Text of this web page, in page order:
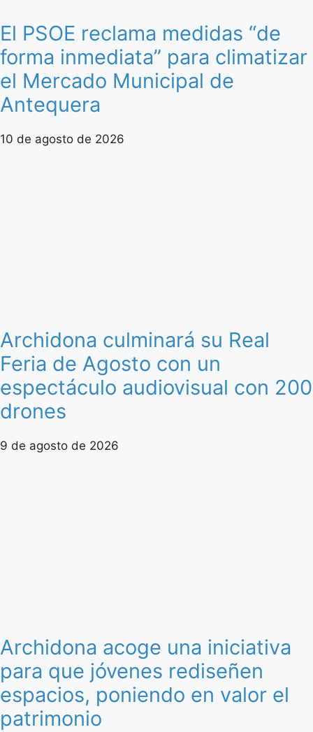
El PSOE reclama medidas “de
forma inmediata” para climatizar
el Mercado Municipal de
Antequera
10 de agosto de 2026
Archidona culminará su Real
Feria de Agosto con un
espectáculo audiovisual con 200
drones
9 de agosto de 2026
Archidona acoge una iniciativa
para que jóvenes rediseñen
espacios, poniendo en valor el
patrimonio